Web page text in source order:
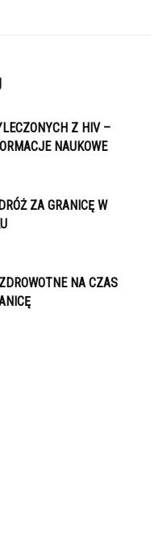
Z HIV –
NAUKOWE
ZA GRANICĘ W
NA CZAS